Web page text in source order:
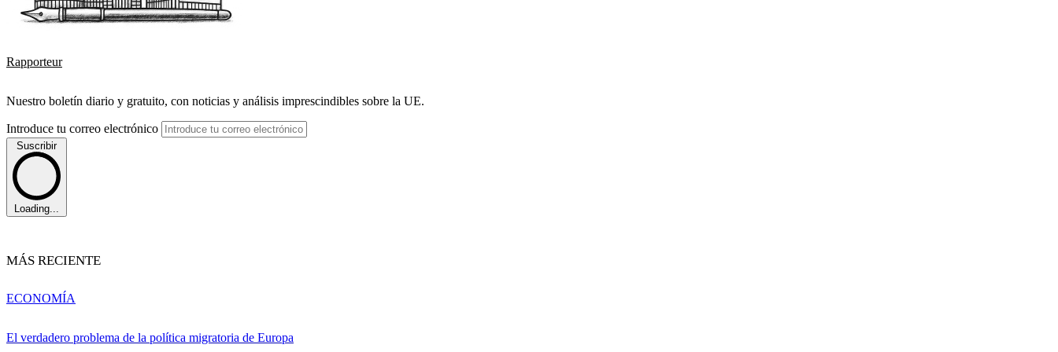
Rapporteur
Nuestro boletín diario y gratuito, con noticias y análisis imprescindibles sobre la UE.
Introduce tu correo electrónico
Suscribir
Loading...
MÁS RECIENTE
El verdadero problema de la política migratoria de Europa
ECONOMÍA